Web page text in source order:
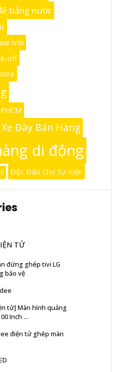
bằng nước
trời
off
Xe Đầy Bán Hàng
di động
Độc Đáo Cho Sự Kiện
TỬ
đứng ghép tivi LG
bảo vệ
tử] Màn hình quảng
Inch ...
điện tử ghép màn